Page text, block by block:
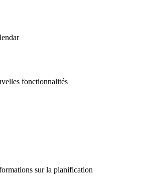
fonctionnalités
sur la planification